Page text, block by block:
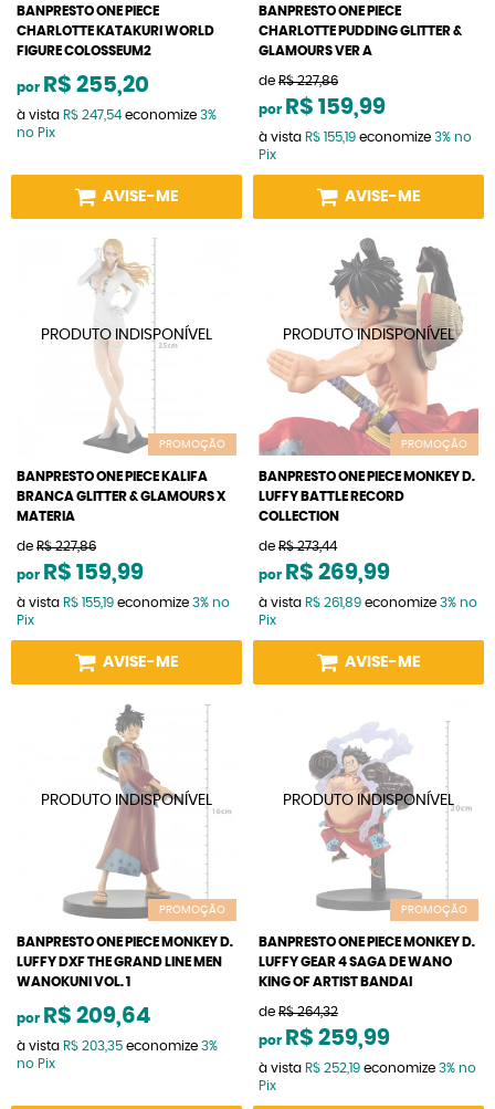
BANPRESTO ONE PIECE
CHARLOTTE KATAKURI WORLD
FIGURE COLOSSEUM2
por R$ 255,20
à vista R$ 247,54economize 3%
no Pix
AVISE-ME
BANPRESTO ONE PIECE
CHARLOTTE PUDDING GLITTER &
GLAMOURS VER A
de R$ 227,86
por R$ 159,99
à vista R$ 155,19 economize 3% no
Pix
AVISE-ME
PROMOÇÃO
BANPRESTO ONE PIECE KALIFA
BRANCA GLITTER & GLAMOURS X
MATERIA
de R$ 227,86
por R$ 159,99
à vista R$ 155,19 economize 3% no
Pix
AVISE-ME
PROMOÇÃO
BANPRESTO ONE PIECE MONKEY D.
LUFFY BATTLE RECORD
COLLECTION
de R$ 273,44
por R$ 269,99
à vista R$ 261,89 economize 3% no
Pix
AVISE-ME
PROMOÇÃO
BANPRESTO ONE PIECE MONKEY D.
LUFFY DXF THE GRAND LINE MEN
WANOKUNI VOL. 1
por R$ 209,64
à vista R$ 203,35 economize 3%
no Pix
PROMOÇÃO
BANPRESTO ONE PIECE MONKEY D.
LUFFY GEAR 4 SAGA DE WANO
KING OF ARTIST BANDAI
de R$ 264,32
por R$ 259,99
à vista R$ 252,19 economize 3% no
Pix